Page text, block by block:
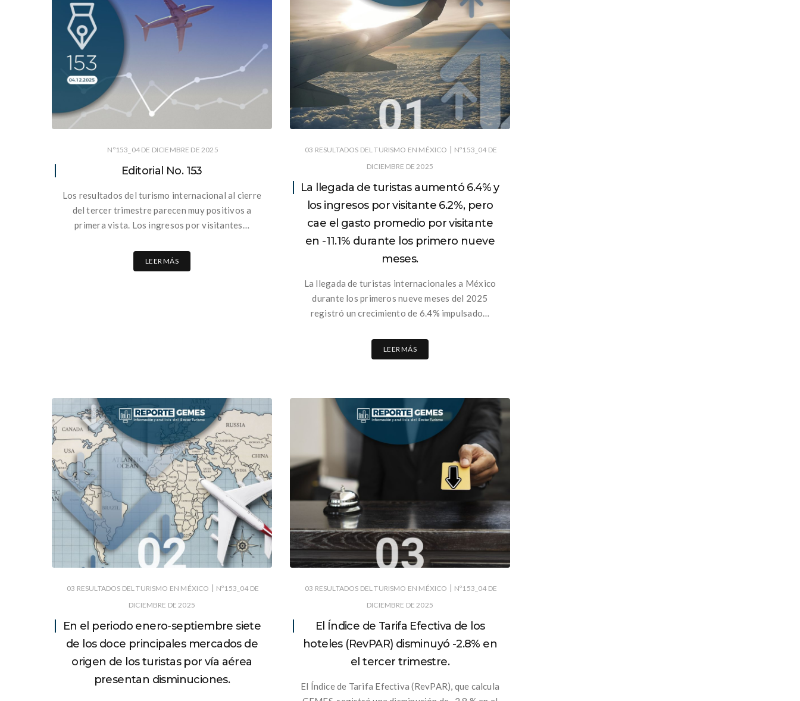
Nº153_04 DE DICIEMBRE DE 2025
Editorial No. 153
Los resultados del turismo internacional al cierre
del tercer trimestre parecen muy positivos a
primera vista. Los ingresos por visitantes…
LEER MÁS
03 RESULTADOS DEL TURISMO EN MÉXICO | Nº153_04 DE
DICIEMBRE DE 2025
La llegada de turistas aumentó 6.4% y
los ingresos por visitante 6.2%, pero
cae el gasto promedio por visitante
en -11.1% durante los primero nueve
meses.
La llegada de turistas internacionales a México
durante los primeros nueve meses del 2025
registró un crecimiento de 6.4% impulsado…
LEER MÁS
03 RESULTADOS DEL TURISMO EN MÉXICO | Nº153_04 DE
DICIEMBRE DE 2025
En el periodo enero-septiembre siete
de los doce principales mercados de
origen de los turistas por vía aérea
presentan disminuciones.
03 RESULTADOS DEL TURISMO EN MÉXICO | Nº153_04 DE
DICIEMBRE DE 2025
El Índice de Tarifa Efectiva de los
hoteles (RevPAR) disminuyó -2.8% en
el tercer trimestre.
El Índice de Tarifa Efectiva (RevPAR), que calcula